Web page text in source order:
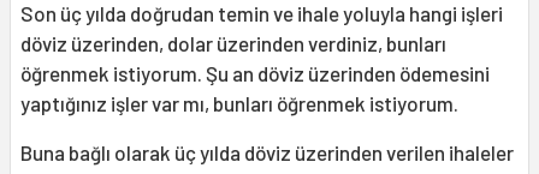
Son üç yılda doğrudan temin ve ihale yoluyla hangi işleri
döviz üzerinden, dolar üzerinden verdiniz, bunları
öğrenmek istiyorum. Şu an döviz üzerinden ödemesini
yaptığınız işler var mı, bunları öğrenmek istiyorum.
Buna bağlı olarak üç yılda döviz üzerinden verilen ihaleler